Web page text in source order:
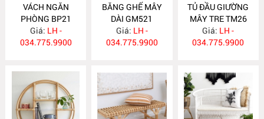
VÁCH NGĂN
PHÒNG BP21
Giá: LH -
034.775.9900
BĂNG GHẾ MÂY
DÀI GM521
Giá: LH -
034.775.9900
TỦ ĐẦU GIƯỜNG
MÂY TRE TM26
Giá: LH -
034.775.9900